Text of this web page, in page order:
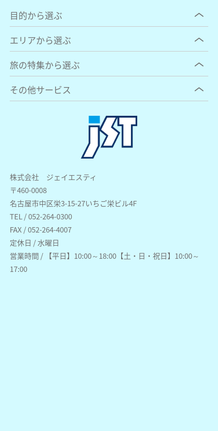
株式会社 ジェイエスティ
〒460-0008
名古屋市中区栄3-15-27いちご栄ビル4F
TEL / 052-264-0300
FAX / 052-264-4007
定休日 / 水曜日
営業時間 / 【平日】10:00～18:00【土・日・祝日】10:00～
17:00
目的から選ぶ
エリアから選ぶ
旅の特集から選ぶ
その他サービス